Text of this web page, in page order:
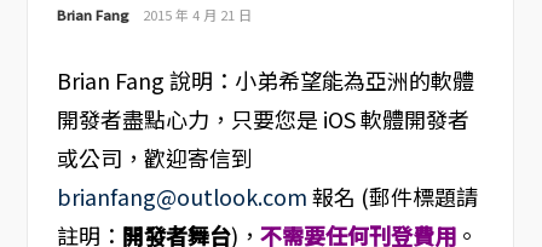
Brian Fang 2015 年 4 月 21 日
Brian Fang 說明：小弟希望能為亞洲的軟體
開發者盡點心力，只要您是 iOS 軟體開發者
或公司，歡迎寄信到
brianfang@outlook.com報名 (郵件標題請
註明： 開發者舞台)， 不需要任何刊登費用。